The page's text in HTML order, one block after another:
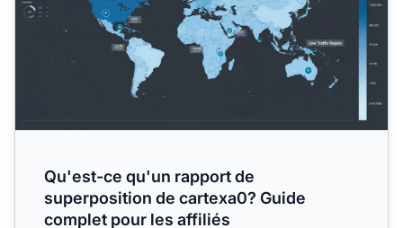
Qu'est-ce qu'un rapport de
superposition de cartexa0? Guide
complet pour les affiliés